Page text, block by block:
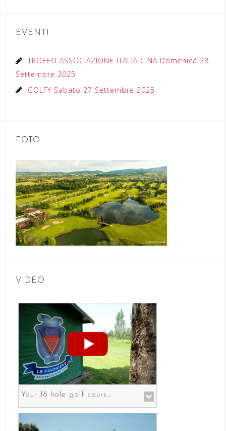
EVENTI
TROFEO ASSOCIAZIONE ITALIA CINA Domenica 28
Settembre 2025
GOLFY Sabato 27 Settembre 2025
FOTO
VIDEO
Your 18 hole golf course in Prato the gateway to Florence